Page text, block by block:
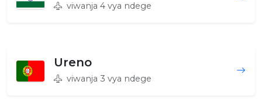
viwanja 4 vya ndege
Ureno
viwanja 3 vya ndege